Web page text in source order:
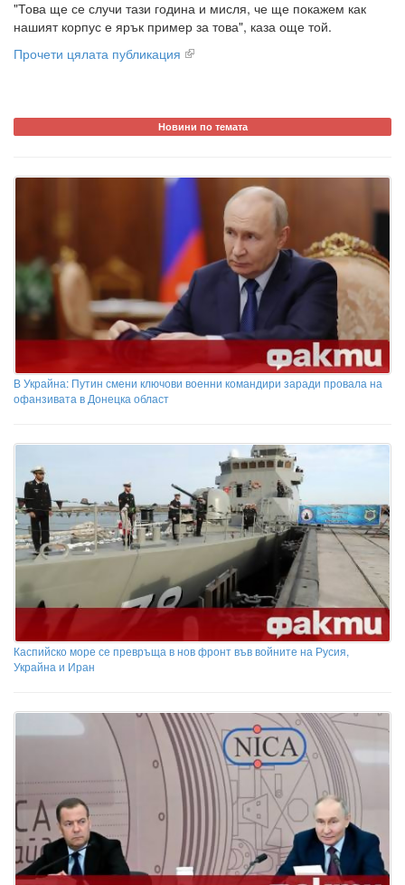
"Това ще се случи тази година и мисля, че ще покажем как
нашият корпус е ярък пример за това", каза още той.
Прочети цялата публикация
Новини по темата
В Украйна: Путин смени ключови военни командири заради провала на
офанзивата в Донецка област
Каспийско море се превръща в нов фронт във войните на Русия,
Украйна и Иран